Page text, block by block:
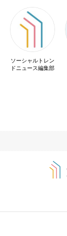
ソーシャルトレン
ドニュース編集部